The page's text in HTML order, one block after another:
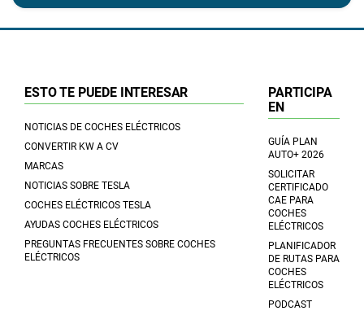
ESTO TE PUEDE INTERESAR
NOTICIAS DE COCHES ELÉCTRICOS
CONVERTIR KW A CV
MARCAS
NOTICIAS SOBRE TESLA
COCHES ELÉCTRICOS TESLA
AYUDAS COCHES ELÉCTRICOS
PREGUNTAS FRECUENTES SOBRE COCHES
ELÉCTRICOS
PARTICIPA
EN
GUÍA PLAN
AUTO+ 2026
SOLICITAR
CERTIFICADO
CAE PARA
COCHES
ELÉCTRICOS
PLANIFICADOR
DE RUTAS PARA
COCHES
ELÉCTRICOS
PODCAST